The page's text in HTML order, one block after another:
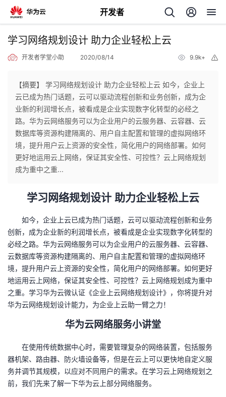
开发者
返
个
人
主
我
的
者
我
的
我
坛
圈
子
的
直
我
的
我
我
发
者
学
我
的我
Programs
的
支
持
技
术
的
云
学习网络规划设计 助力企业轻松上云
开发者学堂小助 2020/08/14 9.9k+
【摘要】 学习网络规划设计 助力企业轻松上云 如今，企业上
云已成为热门话题，云可以驱动流程创新和业务创新，成为企
业新的利润增长点，被看成是企业实现数字化转型的必经之
路。华为云网络服务可以为企业用户的云服务器、云容器、云
数据库等资源构建隔离的、用户自主配置和管理的虚拟网络环
境，提升用户云上资源的安全性，简化用户的网络部署。如何
更好地运用云上网络，保证其安全性、可控性？云上网络规划
成为重中之重...
学习网络规划设计 助力企业轻松上云
如今，企业上云已成为热门话题，云可以驱动流程创新和业务
创新，成为企业新的利润增长点，被看成是企业实现数字化转型的
必经之路。华为云网络服务可以为企业用户的云服务器、云容器、
云数据库等资源构建隔离的、用户自主配置和管理的虚拟网络环
境，提升用户云上资源的安全性，简化用户的网络部署。如何更好
地运用云上网络，保证其安全性、可控性？云上网络规划成为重中
之重。学习华为云微认证《企业上云网络规划设计》，你将提升对
华为云网络规划设计能力，为企业上云助一臂之力！
华为云网络服务小讲堂
在使用传统数据中心时，需要管理复杂的网络装置，包括服务
器机架、路由器、防火墙设备等，但是在云上可以更快地自定义服
务并调节其规模，以应对不同用户的需求。在学习云上网络规划之
前，我们先来了解一下华为云上部分网络服务。